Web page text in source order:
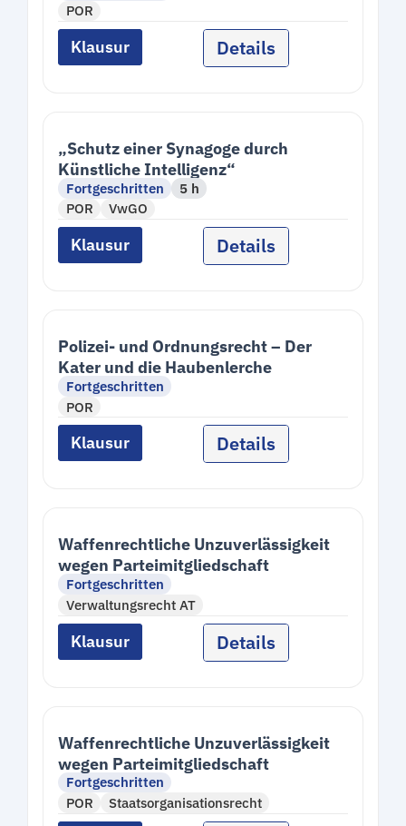
POR
Klausur Details
„Schutz einer Synagoge durch
Künstliche Intelligenz“
Fortgeschritten
5 h
POR
VwGO
Klausur Details
Polizei- und Ordnungsrecht – Der
Kater und die Haubenlerche
Fortgeschritten
POR
Klausur Details
Waffenrechtliche Unzuverlässigkeit
wegen Parteimitgliedschaft
Fortgeschritten
Verwaltungsrecht AT
Klausur Details
Waffenrechtliche Unzuverlässigkeit
wegen Parteimitgliedschaft
Fortgeschritten
POR
Staatsorganisationsrecht